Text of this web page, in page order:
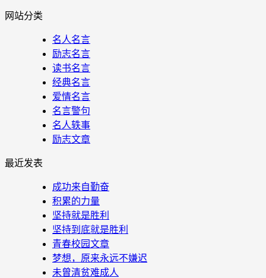
网站分类
名人名言
励志名言
读书名言
经典名言
爱情名言
名言警句
名人轶事
励志文章
最近发表
成功来自勤奋
积累的力量
坚持就是胜利
坚持到底就是胜利
青春校园文章
梦想，原来永远不嫌迟
未曾清贫难成人